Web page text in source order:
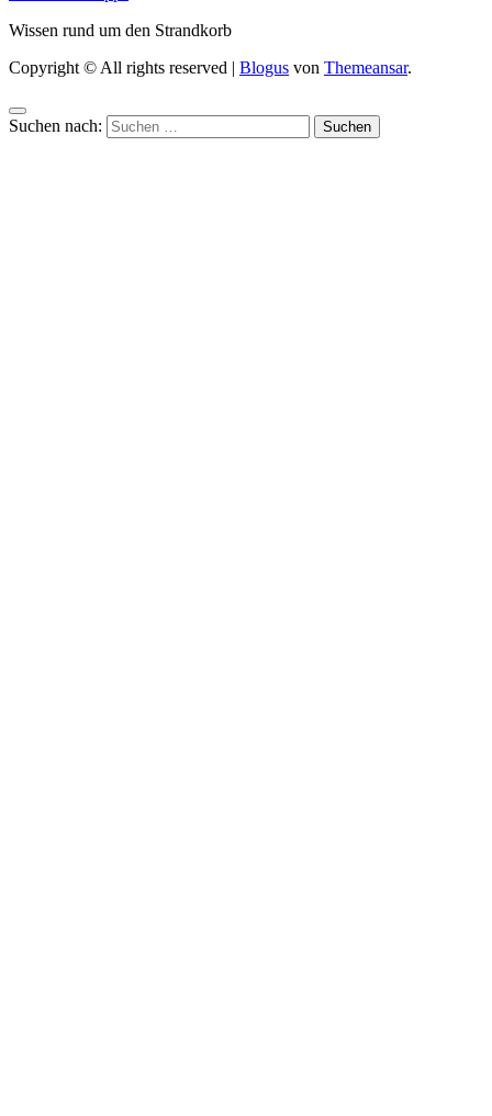
Wissen rund um den Strandkorb
Copyright © All rights reserved
Blogus von Themeansar.
Suchen nach: